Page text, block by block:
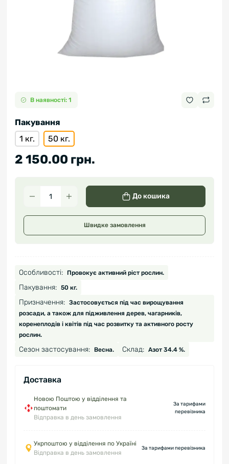
В наявності: 1
Пакування
1 кг.
50 кг.
2 150.00 грн.
До кошика
Швидке замовлення
Особливості: Провокує активний ріст рослин.
Пакування: 50 кг.
Призначення: Застосовується під час вирощування
розсади, а також для підживлення дерев, чагарників,
коренеплодів і квітів під час розвитку та активного росту
рослин.
Сезон застосування: Весна. Склад: Азот 34.4 %.
Доставка
Новою Поштою у відділення та
поштомати
Відправка в день замовлення
За тарифами
перевізника
Укрпоштою у відділення по Україні
Відправка в день замовлення
За тарифами перевізника